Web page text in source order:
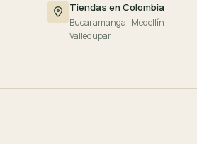
Tiendas en Colombia
Bucaramanga · Medellín ·
Valledupar